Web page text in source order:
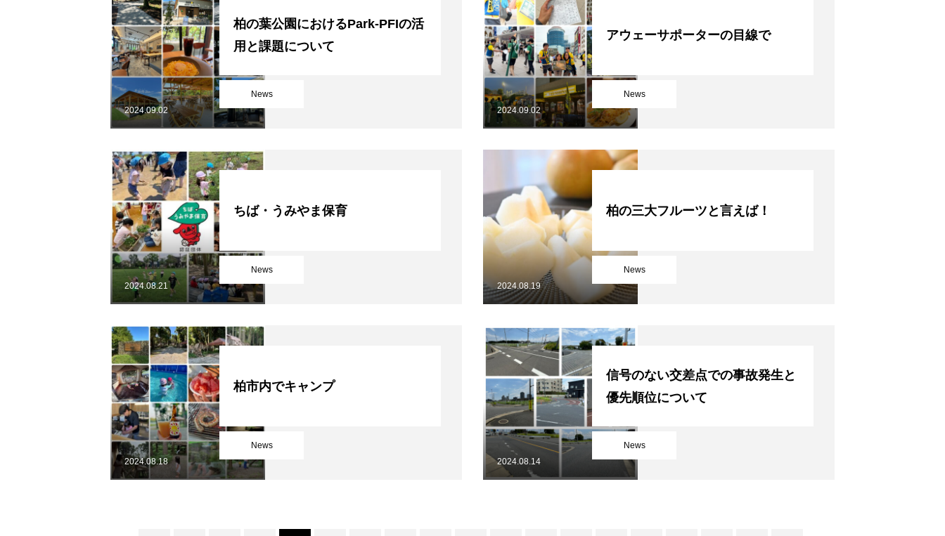
News
柏の葉公園におけるPark-PFIの活
用と課題について
2024.09.02
News
アウェーサポーターの目線で
2024.09.02
News
ちば・うみやま保育
2024.08.21
News
柏の三大フルーツと言えば！
2024.08.19
News
柏市内でキャンプ
2024.08.18
News
信号のない交差点での事故発生と
優先順位について
2024.08.14